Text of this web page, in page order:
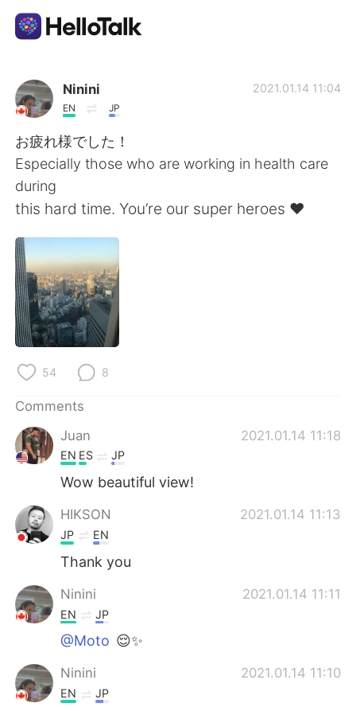
Language Exchange App
AI Grammar Checker
English
简体中文
Español
Français
Русский
Indonesia
Türkçe Tiếng Việt
Português
Ninini
EN JP
2021.01.14 11:04
お疲れ様でした！
Especially those who are working in health care
during
this hard time. You’re our super heroes ❤️
54 8
Comments
Juan
2021.01.14 11:18
EN ES JP
Wow beautiful view!
HIKSON 2021.01.14 11:13
JP EN
Thank you
Ninini 2021.01.14 11:11
EN JP
@Moto 😌✨
Ninini 2021.01.14 11:10
EN JP